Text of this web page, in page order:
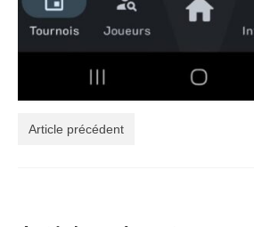
Article précédent